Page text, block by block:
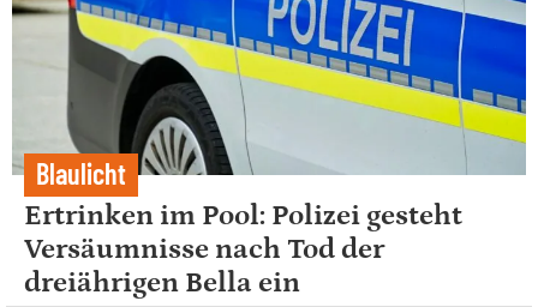
Blaulicht
Ertrinken im Pool: Polizei gesteht
Versäumnisse nach Tod der
dreiährigen Bella ein